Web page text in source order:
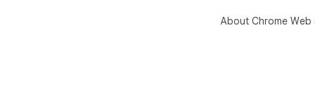
About Chrome Web